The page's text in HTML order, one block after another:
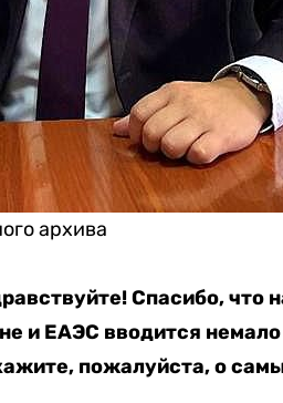
архива
Спасибо, что
и ЕАЭС вводится
пожалуйста, о